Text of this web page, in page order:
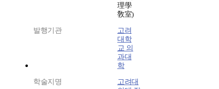
理學
敎室)
발행기관
고려
대학
교 의
과대
학
학술지명
고려대